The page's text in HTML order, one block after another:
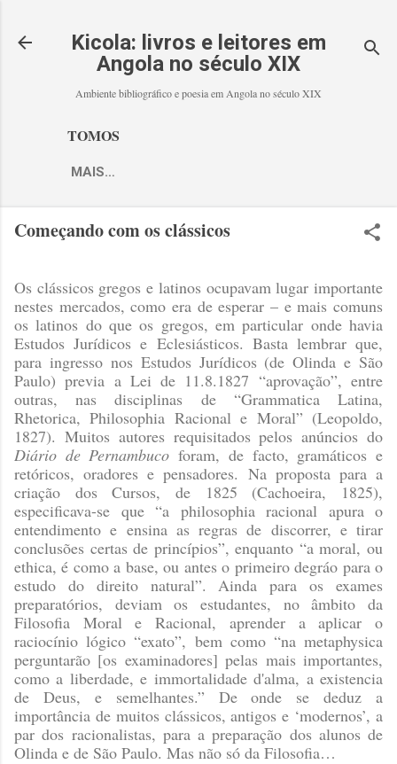
Kicola: livros e leitores em
Angola no século XIX
Ambiente bibliográfico e poesia em Angola no século XIX
TOMOS
MAIS…
Começando com os clássicos
Os clássicos gregos e latinos ocupavam lugar importante
nestes mercados, como era de esperar – e mais comuns
os latinos do que os gregos, em particular onde havia
Estudos Jurídicos e Eclesiásticos. Basta lembrar que,
para ingresso nos Estudos Jurídicos (de Olinda e São
Paulo) previa a Lei de 11.8.1827 “aprovação”, entre
outras, nas disciplinas de “Grammatica Latina,
Rhetorica, Philosophia Racional e Moral” (Leopoldo,
1827). Muitos autores requisitados pelos anúncios do
Diário de Pernambucoforam, de facto, gramáticos e
retóricos, oradores e pensadores. Na proposta para a
criação dos Cursos, de 1825 (Cachoeira, 1825),
especificava-se que “a philosophia racional apura o
entendimento e ensina as regras de discorrer, e tirar
conclusões certas de princípios”, enquanto “a moral, ou
ethica, é como a base, ou antes o primeiro degráo para o
estudo do direito natural”. Ainda para os exames
preparatórios, deviam os estudantes, no âmbito da
Filosofia Moral e Racional, aprender a aplicar o
raciocínio lógico “exato”, bem como “na metaphysica
perguntarão [os examinadores] pelas mais importantes,
como a liberdade, e immortalidade d'alma, a existencia
de Deus, e semelhantes.” De onde se deduz a
importância de muitos clássicos, antigos e ‘modernos’, a
par dos racionalistas, para a preparação dos alunos de
Olinda e de São Paulo. Mas não só da Filosofia…